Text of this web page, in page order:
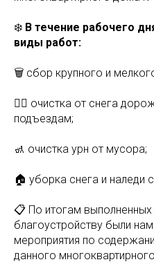
❄️ В течение рабочего
виды работ:
🗑️ сбор крупного и
🚶‍♂️ очистка от снега
подъездам;
🚮 очистка урн от мусора;
🏠 уборка снега и наледи
📋 По итогам
благоустройству были
мероприятия по
данного